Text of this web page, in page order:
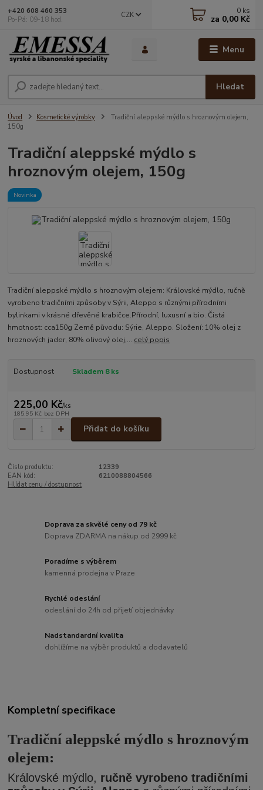
Menu
CZK
Hledat
+420 608 460 353
Po-Pá: 09-18 hod.
0 ks
za 0,00 Kč
Úvod Kosmetické výrobky
Tradiční aleppské mýdlo s hroznovým olejem,
150g
Tradiční aleppské mýdlo s
hroznovým olejem, 150g
Novinka
Tradiční aleppské mýdlo s hroznovým olejem: Královské mýdlo, ručně
vyrobeno tradičními způsoby v Sýrii, Aleppo s různými přírodními
bylinkami v krásné dřevěné krabičce.Přírodní, luxusní a bio. Čistá
hmotnost: cca150g Země původu: Sýrie, Aleppo. Složení: 10% olej z
hroznových jader, 80% olivový olej,... celý popis
Dostupnost Skladem 8 ks
225,00 Kč/ks
185,95 Kč bez DPH
Přidat do košíku
Číslo produktu:
12339
EAN kód:
6210088804566
Hlídat cenu / dostupnost
Doprava za skvělé ceny od 79 kč
Doprava ZDARMA na nákup od 2999 kč
Poradíme s výběrem
kamenná prodejna v Praze
Rychlé odeslání
odeslání do 24h od přijetí objednávky
Nadstandardní kvalita
dohlížíme na výběr produktů a dodavatelů
Kompletní specifikace
Tradiční aleppské mýdlo s hroznovým
olejem:
Královské mýdlo, ručně vyrobeno tradičními